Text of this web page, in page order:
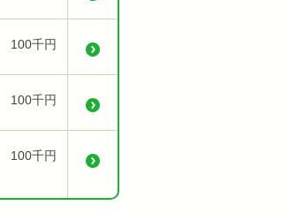
100千円
100千円
100千円